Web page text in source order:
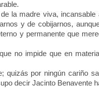
la madre viva, incansable
y de cobijarnos,
y permanente que
no impide que en
por ningún cariño
decir Jacinto Benavente